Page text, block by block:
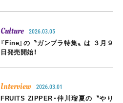
Culture 2026.03.05
『Fine』の〝ガンプラ特集〟は ３月９
日発売開始！
Interview 2026.03.01
FRUITS ZIPPER・仲川瑠夏の〝やり